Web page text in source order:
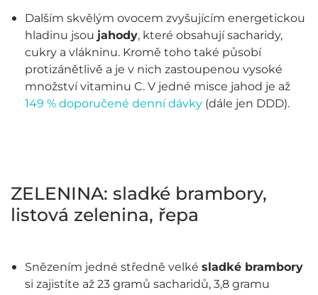
Dalším skvělým ovocem zvyšujícím energetickou
hladinu jsou jahody, které obsahují sacharidy,
cukry a vlákninu. Kromě toho také působí
protizánětlivě a je v nich zastoupenou vysoké
množství vitaminu C. V jedné misce jahod je až
149 % doporučené denní dávky (dále jen DDD).
ZELENINA: sladké brambory,
listová zelenina, řepa
Snězením jedné středně velké sladké brambory
si zajistíte až 23 gramů sacharidů, 3,8 gramu